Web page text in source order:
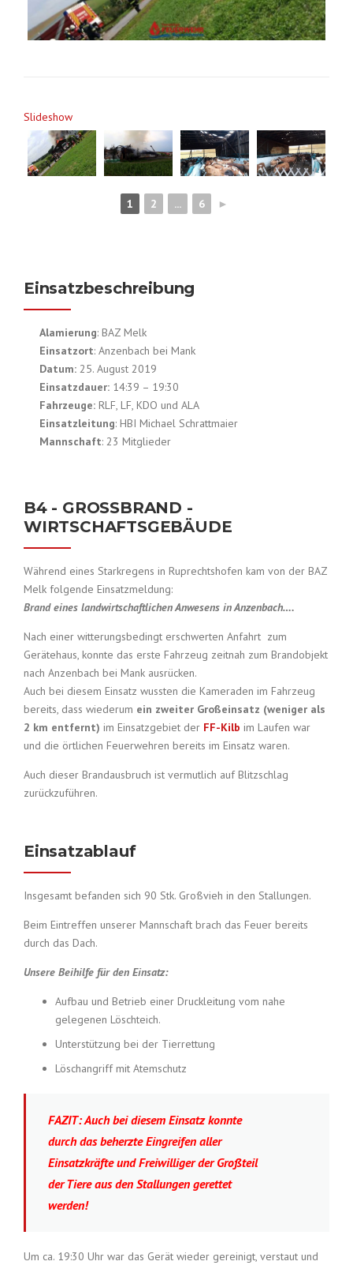
Slideshow
1 2 ... 6 ►
Einsatzbeschreibung
Alamierung: BAZ Melk
Einsatzort: Anzenbach bei Mank
Datum: 25. August 2019
Einsatzdauer: 14:39 – 19:30
Fahrzeuge: RLF, LF, KDO und ALA
Einsatzleitung: HBI Michael Schrattmaier
Mannschaft: 23 Mitglieder
B4 - GROSSBRAND -
WIRTSCHAFTSGEBÄUDE
Während eines Starkregens in Ruprechtshofen kam von der BAZ
Melk folgende Einsatzmeldung:
Brand eines landwirtschaftlichen Anwesens in Anzenbach….
Nach einer witterungsbedingt erschwerten Anfahrt zum
Gerätehaus, konnte das erste Fahrzeug zeitnah zum Brandobjekt
nach Anzenbach bei Mank ausrücken.
Auch bei diesem Einsatz wussten die Kameraden im Fahrzeug
bereits, dass wiederum ein zweiter Großeinsatz (weniger als
2 km entfernt) im Einsatzgebiet der FF-Kilb im Laufen war
und die örtlichen Feuerwehren bereits im Einsatz waren.
Auch dieser Brandausbruch ist vermutlich auf Blitzschlag
zurückzuführen.
Einsatzablauf
Insgesamt befanden sich 90 Stk. Großvieh in den Stallungen.
Beim Eintreffen unserer Mannschaft brach das Feuer bereits
durch das Dach.
Unsere Beihilfe für den Einsatz:
Aufbau und Betrieb einer Druckleitung vom nahe
gelegenen Löschteich.
Unterstützung bei der Tierrettung
Löschangriff mit Atemschutz
FAZIT:Auch bei diesem Einsatz konnte
durch das beherzte Eingreifen aller
Einsatzkräfte und Freiwilliger der Großteil
der Tiere aus den Stallungen gerettet
werden!
Um ca. 19:30 Uhr war das Gerät wieder gereinigt, verstaut und